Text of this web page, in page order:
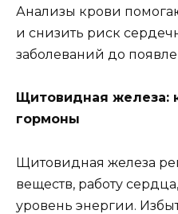
Анализы крови
и снизить риск
заболеваний до
Щитовидная железа:
гормоны
Щитовидная железа
веществ, работу
уровень энергии.